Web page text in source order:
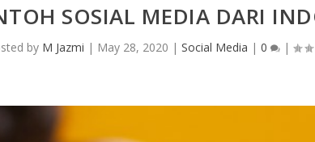
SOSIAL MEDIA DARI
by M Jazmi | May 28, 2020 |Social Media |0 |